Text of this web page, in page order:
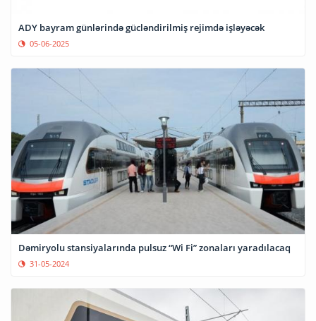
ADY bayram günlərində gücləndirilmiş rejimdə işləyəcək
05-06-2025
Dəmiryolu stansiyalarında pulsuz “Wi Fi” zonaları yaradılacaq
31-05-2024